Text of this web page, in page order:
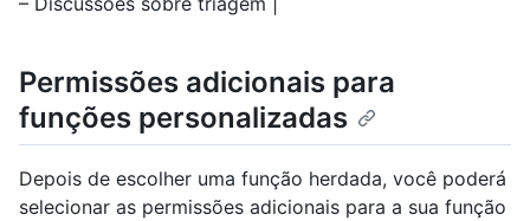
Permissões adicionais para
funções personalizadas
Depois de escolher uma função herdada, você poderá
selecionar as permissões adicionais para a sua função